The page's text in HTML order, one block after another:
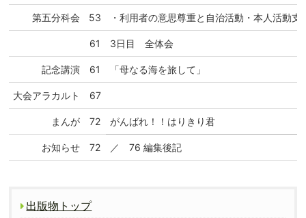
第五分科会 53 ・利用者の意思尊重と自治活動・本人活動
61 3日目 全体会
記念講演 61 「母なる海を旅して」
大会アラカルト 67
まんが 72 がんばれ！！はりきり君
お知らせ 72 ／ 76 編集後記
出版物トップ